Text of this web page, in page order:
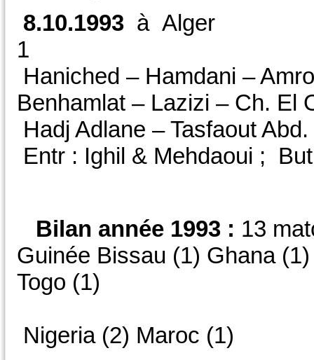
8.10.1993 à Alger
1
Haniched – Hamdani –
Benhamlat – Lazizi – Ch. El
Hadj Adlane – Tasfaout
Entr : Ighil & Mehdaoui ;
Bilan année 1993 : 13
Guinée Bissau (1) Ghana
Togo (1)
Nigeria (2) Maroc (1)